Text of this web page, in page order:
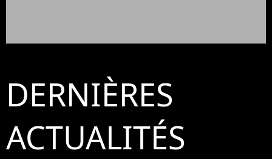
DERNIÈRES
ACTUALITÉS